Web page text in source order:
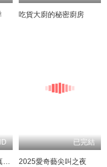
吃貨大廚的秘密廚房
《魔法滿屋》魔法成真演唱會
已完結
2025愛奇藝尖叫之夜